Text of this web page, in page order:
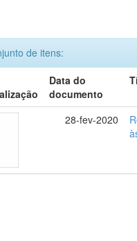
de itens:
Data do
documento
28-fev-2020